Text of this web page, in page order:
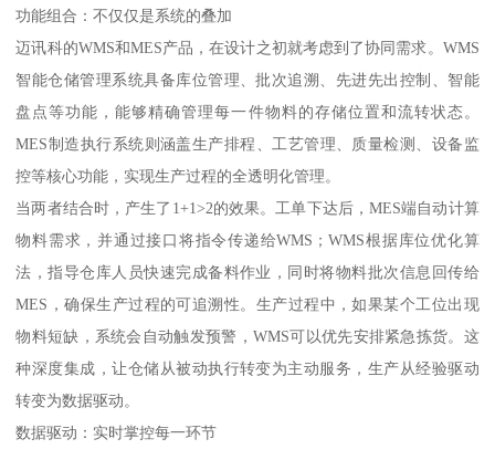
功能组合：不仅仅是系统的叠加
迈讯科的WMS和MES产品，在设计之初就考虑到了协同需求。WMS
智能仓储管理系统具备库位管理、批次追溯、先进先出控制、智能
盘点等功能，能够精确管理每一件物料的存储位置和流转状态。
MES制造执行系统则涵盖生产排程、工艺管理、质量检测、设备监
控等核心功能，实现生产过程的全透明化管理。
当两者结合时，产生了1+1>2的效果。工单下达后，MES端自动计算
物料需求，并通过接口将指令传递给WMS；WMS根据库位优化算
法，指导仓库人员快速完成备料作业，同时将物料批次信息回传给
MES，确保生产过程的可追溯性。生产过程中，如果某个工位出现
物料短缺，系统会自动触发预警，WMS可以优先安排紧急拣货。这
种深度集成，让仓储从被动执行转变为主动服务，生产从经验驱动
转变为数据驱动。
数据驱动：实时掌控每一环节